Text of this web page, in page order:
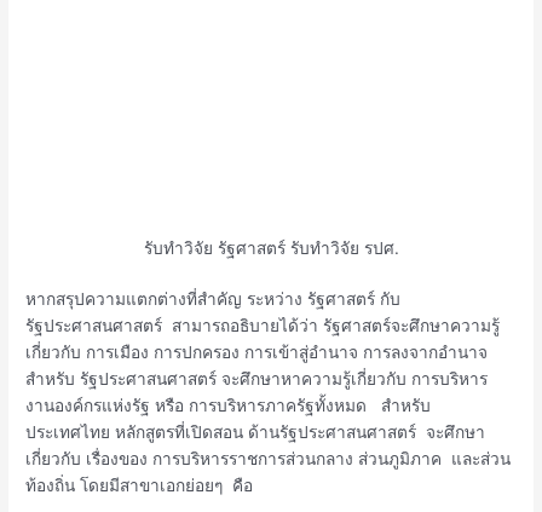
รับทำวิจัย รัฐศาสตร์ รับทำวิจัย รปศ.
หากสรุปความแตกต่างที่สำคัญ ระหว่าง รัฐศาสตร์ กับ
รัฐประศาสนศาสตร์ สามารถอธิบายได้ว่า รัฐศาสตร์จะศึกษาความรู้
เกี่ยวกับ การเมือง การปกครอง การเข้าสู่อำนาจ การลงจากอำนาจ
สำหรับ รัฐประศาสนศาสตร์ จะศึกษาหาความรู้เกี่ยวกับ การบริหาร
งานองค์กรแห่งรัฐ หรือ การบริหารภาครัฐทั้งหมด สำหรับ
ประเทศไทย หลักสูตรที่เปิดสอน ด้านรัฐประศาสนศาสตร์ จะศึกษา
เกี่ยวกับ เรื่องของ การบริหารราชการส่วนกลาง ส่วนภูมิภาค และส่วน
ท้องถิ่น โดยมีสาขาเอกย่อยๆ คือ